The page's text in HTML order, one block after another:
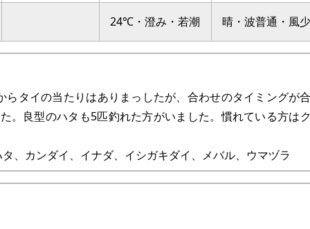
24℃・澄み・若潮 晴・波普通・風
タイの当たりはありまっしたが、合わせのタイミングが
。良型のハタも5匹釣れた方がいました。慣れている方は
、カンダイ、イナダ、イシガキダイ、メバル、ウマヅラ